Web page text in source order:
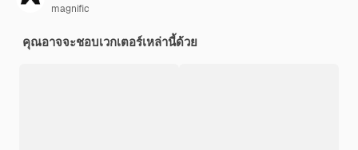
magnific
คุณอาจจะชอบเวกเตอร์เหล่านี้ด้วย